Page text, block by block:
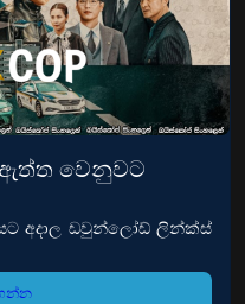
| ඇත්ත වෙනුවට
අදාල ඩවුන්ලෝඩ් ලින්ක්ස්